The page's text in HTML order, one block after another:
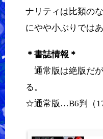
ナリティは比類の
にやや小ぶりでは
＊書誌情報＊
通常版は絶版だ
る。
☆通常版…B6判（